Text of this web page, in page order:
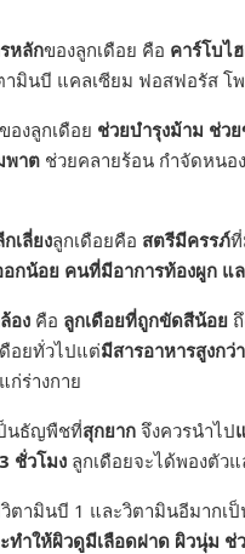
หลักของลูกเดือย คือ คาร์โบไ
ามินบี แคลเซียม ฟอสฟอรัส โ
งลูกเดือย ช่วยบำรุงม้าม ช่ว
พาต ช่วยคลายร้อน กำจัดหนอ
เลี่ยงลูกเดือยคือ สตรีมีครรภ์
กน้อย คนที่มีอาการท้องผูก แ
อง คือ ลูกเดือยที่ถูกขัดสีน้อย
อยทั่วไปแต่มีสารอาหารสูงกว่า
ร่างกาย
นธัญพืชที่สุกยาก จึงควรนำไป
ชั่วโมง ลูกเดือยจะได้พองตัว
ตามินบี 1 และวิตามินอีมากเ
ทำให้ผิวดูมีเลือดฝาด ผิวนุ่ม ช่